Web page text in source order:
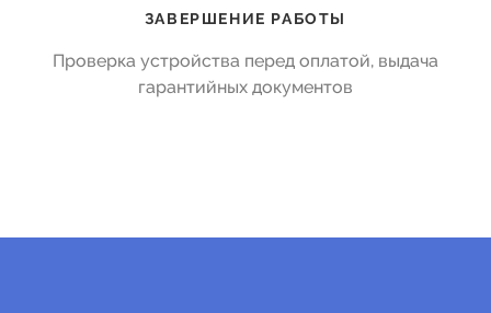
ЗАВЕРШЕНИЕ РАБОТЫ
Проверка устройства перед оплатой, выдача
гарантийных документов